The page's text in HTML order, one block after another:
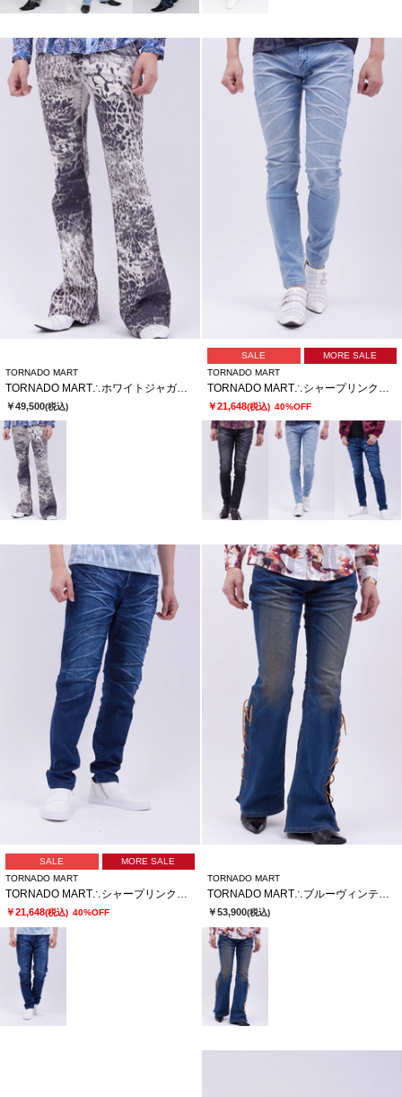
TORNADO MART
￥49,500(税込)
SALE
MORE SALE
TORNADO MART
￥21,648(税込) 40%OFF
SALE
MORE SALE
TORNADO MART
TORNADO MART∴シャープリンクルテーパードデニム
￥21,648(税込) 40%OFF
TORNADO MART
TORNADO MART∴ブルーヴィンテージレースアップべルボトム
￥53,900(税込)